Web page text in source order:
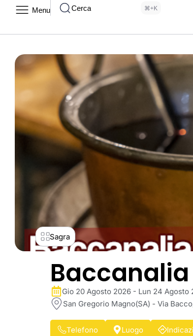
Menu Cerca ⌘+K
Sagra
Baccanalia
Gio 20 Agosto 2026 - Lun 24 Agosto
San Gregorio Magno(SA) - Via
Telefono Luogo